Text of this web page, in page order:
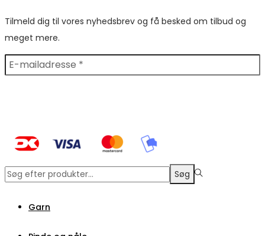
Tilmeld dig til vores nyhedsbrev og få besked om tilbud og
meget mere.
Søge
Søg
Garn